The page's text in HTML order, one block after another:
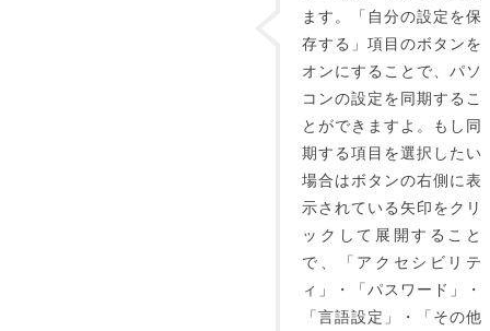
ます。「自分の設定を保
存する」項目のボタンを
オンにすることで、パソ
コンの設定を同期するこ
とができますよ。もし同
期する項目を選択したい
場合はボタンの右側に表
示されている矢印をクリ
ックして展開すること
で、「アクセシビリテ
ィ」・「パスワード」・
「言語設定」・「その他